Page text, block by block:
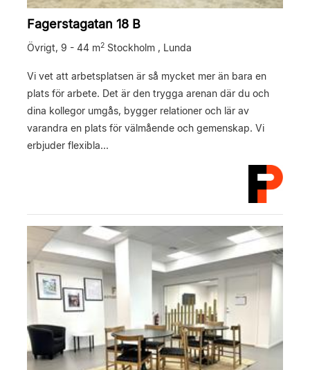
Fagerstagatan 18 B
Övrigt, 9 - 44 m2 Stockholm , Lunda
Vi vet att arbetsplatsen är så mycket mer än bara en
plats för arbete. Det är den trygga arenan där du och
dina kollegor umgås, bygger relationer och lär av
varandra en plats för välmående och gemenskap. Vi
erbjuder flexibla...